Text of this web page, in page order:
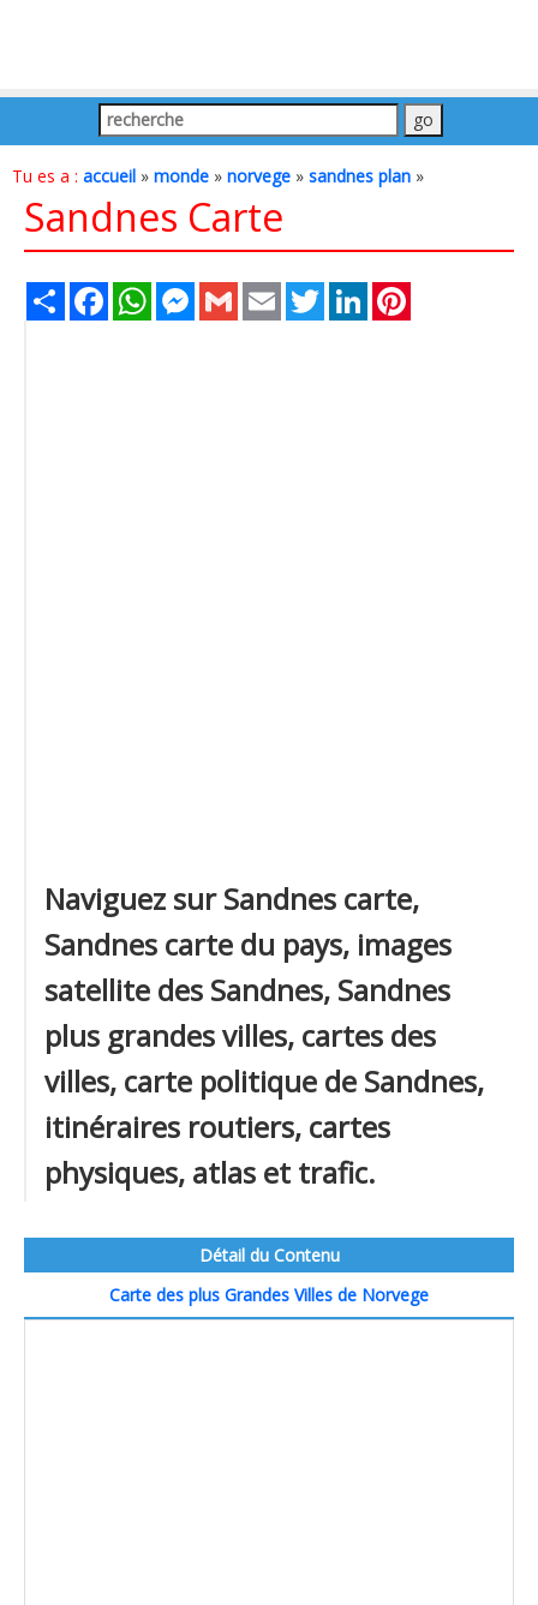
Tu es a : accueil » monde » norvege » sandnes plan »
Sandnes Carte
Share FacebookWhatsAppMessenger
Gmail Email TwitterLinkedIn
Naviguez sur Sandnes carte,
Sandnes carte du pays, images
satellite des Sandnes, Sandnes
plus grandes villes, cartes des
villes, carte politique de Sandnes,
itinéraires routiers, cartes
physiques, atlas et trafic.
Détail du Contenu
Carte des plus Grandes Villes de Norvege